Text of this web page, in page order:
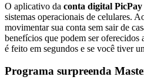
O aplicativo da conta digital PicPay
sistemas operacionais de celulares.
movimentar sua conta sem sair de
benefícios que podem ser
é feito em segundos e se você tiver
Programa surpreenda